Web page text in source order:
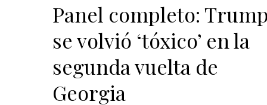
Panel completo:
se volvió ‘tóxico’ en la
segunda vuelta de
Georgia